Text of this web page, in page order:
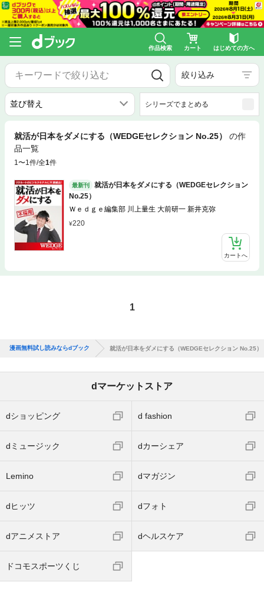
作品検索 カート はじめての方へ
絞り込み
シリーズでまとめる
就活が日本をダメにする（WEDGEセレクション No.25）
の作
品一覧
1〜1件/全1件
最新刊
就活が日本をダメにする（WEDGEセレクション
No.25）
Ｗｅｄｇｅ編集部 川上量生 大前研一 新井克弥
220
カートへ
1
漫画無料試し読みならdブック 就活が日本をダメにする（WEDGEセレクション No.25）
dマーケットストア
dショッピング d fashion
dミュージック dカーシェア
Lemino dマガジン
dヒッツ dフォト
dアニメストア dヘルスケア
ドコモスポーツくじ